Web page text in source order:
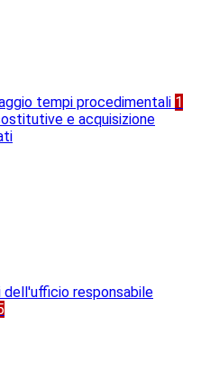
tempi procedimentali 1
e acquisizione
dell'ufficio responsabile